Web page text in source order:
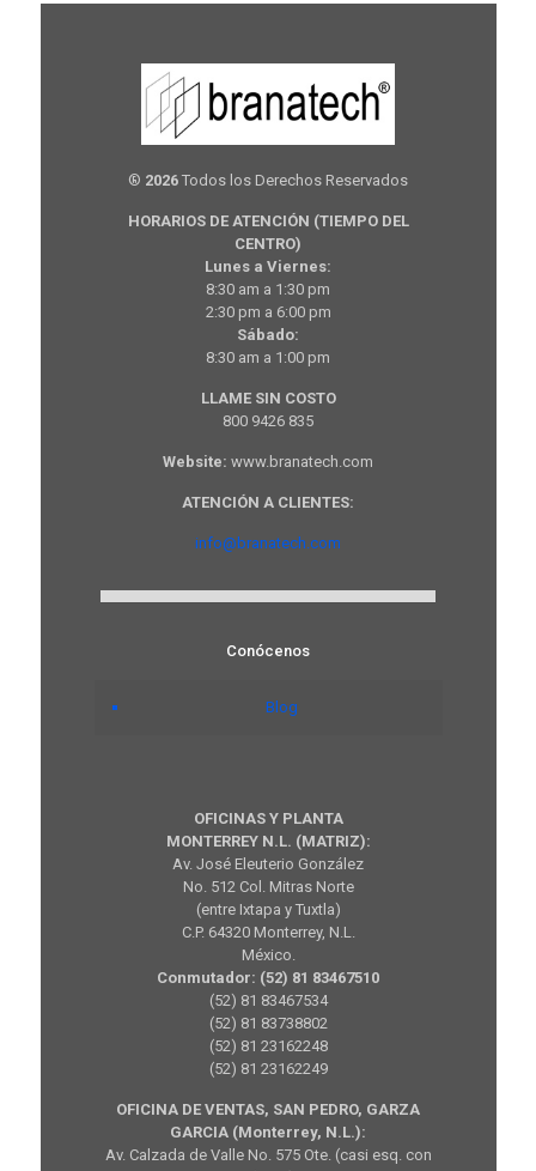
® 2026 Todos los Derechos Reservados
HORARIOS DE ATENCIÓN (TIEMPO DEL
CENTRO)
Lunes a Viernes:
8:30 am a 1:30 pm
2:30 pm a 6:00 pm
Sábado:
8:30 am a 1:00 pm
LLAME SIN COSTO
800 9426 835
Website: www.branatech.com
ATENCIÓN A CLIENTES:
info@branatech.com
Conócenos
Blog
OFICINAS Y PLANTA
MONTERREY N.L. (MATRIZ):
Av. José Eleuterio González
No. 512 Col. Mitras Norte
(entre Ixtapa y Tuxtla)
C.P. 64320 Monterrey, N.L.
México.
Conmutador: (52) 81 83467510
(52) 81 83467534
(52) 81 83738802
(52) 81 23162248
(52) 81 23162249
OFICINA DE VENTAS, SAN PEDRO, GARZA
GARCIA (Monterrey, N.L.):
Av. Calzada de Valle No. 575 Ote. (casi esq. con